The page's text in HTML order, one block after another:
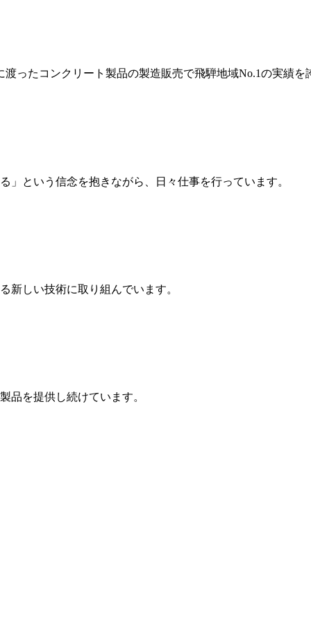
ったコンクリート製品の製造販売で飛騨地域No.1の実績を
という信念を抱きながら、日々仕事を行っています。
新しい技術に取り組んでいます。
品を提供し続けています。